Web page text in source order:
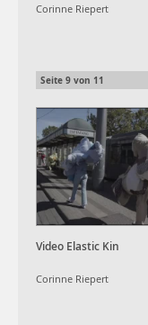
Corinne Riepert
Seite 9 von 11
Video Elastic Kin
Corinne Riepert